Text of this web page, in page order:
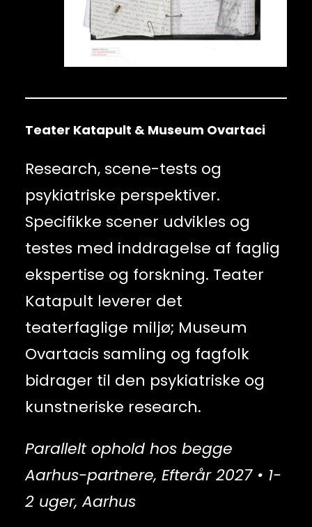
Teater Katapult & Museum Ovartaci
Research, scene-tests og
psykiatriske perspektiver.
Specifikke scener udvikles og
testes med inddragelse af faglig
ekspertise og forskning. Teater
Katapult leverer det
teaterfaglige miljø; Museum
Ovartacis samling og fagfolk
bidrager til den psykiatriske og
kunstneriske research.
Parallelt ophold hos begge
Aarhus-partnere, Efterår 2027 • 1-
2 uger, Aarhus